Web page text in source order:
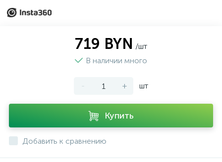
719 BYN /шт
В наличии много
- + шт
Купить
Добавить к сравнению